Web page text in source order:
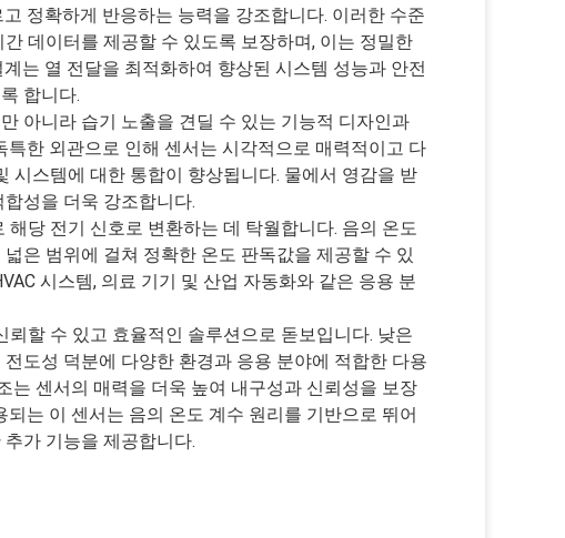
정확하게 반응하는 능력을 강조합니다. 이러한 수준
데이터를 제공할 수 있도록 보장하며, 이는 정밀한
는 열 전달을 최적화하여 향상된 시스템 성능과 안전
합니다.
아니라 습기 노출을 견딜 수 있는 기능적 디자인과
한 외관으로 인해 센서는 시각적으로 매력적이고 다
시스템에 대한 통합이 향상됩니다. 물에서 영감을 받
성을 더욱 강조합니다.
당 전기 신호로 변환하는 데 탁월합니다. 음의 온도
은 범위에 걸쳐 정확한 온도 판독값을 제공할 수 있
시스템, 의료 기기 및 산업 자동화와 같은 응용 분
할 수 있고 효율적인 솔루션으로 돋보입니다. 낮은
도성 덕분에 다양한 환경과 응용 분야에 적합한 다용
는 센서의 매력을 더욱 높여 내구성과 신뢰성을 보장
는 이 센서는 음의 온도 계수 원리를 기반으로 뛰어
가 기능을 제공합니다.